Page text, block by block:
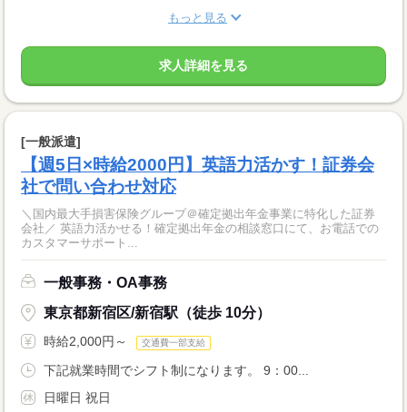
もっと見る
求人詳細を見る
[一般派遣]
【週5日×時給2000円】英語力活かす！証券会
社で問い合わせ対応
＼国内最大手損害保険グループ＠確定拠出年金事業に特化した証券
会社／ 英語力活かせる！確定拠出年金の相談窓口にて、お電話での
カスタマーサポート...
一般事務・OA事務
東京都新宿区/新宿駅（徒歩 10分）
時給2,000円～ 交通費一部支給
下記就業時間でシフト制になります。 9：00...
日曜日 祝日